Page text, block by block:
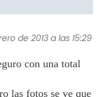
de 2013 a las 15:29
con una total
las fotos se ve que